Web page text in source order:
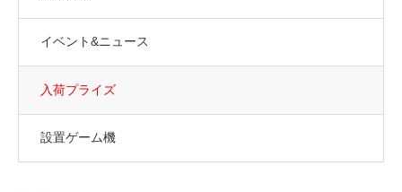
イベント&ニュース
入荷プライズ
設置ゲーム機